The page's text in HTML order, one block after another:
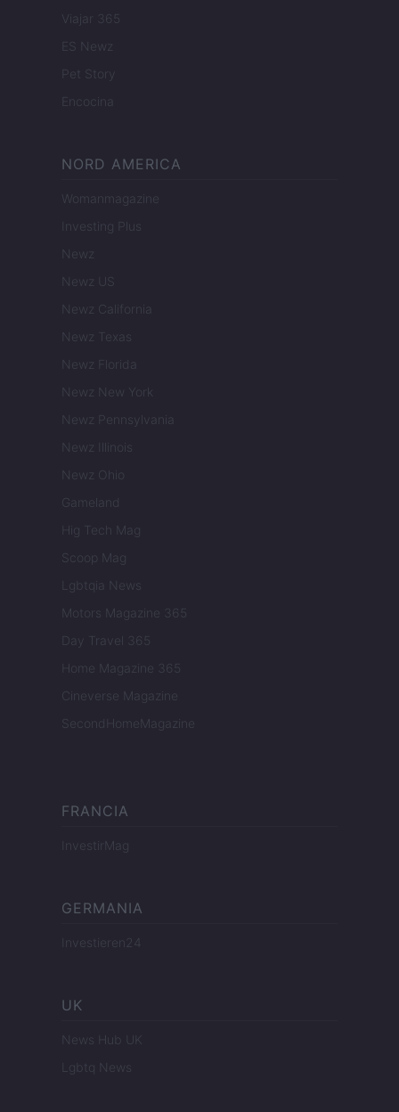
Viajar 365
ES Newz
Pet Story
Encocina
NORD AMERICA
Womanmagazine
Investing Plus
Newz
Newz US
Newz California
Newz Texas
Newz Florida
Newz New York
Newz Pennsylvania
Newz Illinois
Newz Ohio
Gameland
Hig Tech Mag
Scoop Mag
Lgbtqia News
Motors Magazine 365
Day Travel 365
Home Magazine 365
Cineverse Magazine
SecondHomeMagazine
FRANCIA
InvestirMag
GERMANIA
Investieren24
UK
News Hub UK
Lgbtq News